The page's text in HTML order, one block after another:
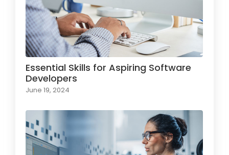
Essential Skills for Aspiring Software
Developers
June 19, 2024